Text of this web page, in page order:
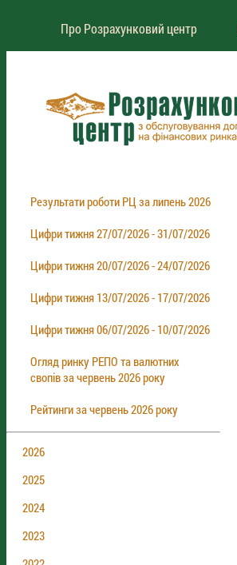
Про Розрахунковий центр
Результати роботи РЦ за липень 2026
Цифри тижня 27/07/2026 - 31/07/2026
Цифри тижня 20/07/2026 - 24/07/2026
Цифри тижня 13/07/2026 - 17/07/2026
Цифри тижня 06/07/2026 - 10/07/2026
Огляд ринку РЕПО та валютних
свопів за червень 2026 року
Рейтинги за червень 2026 року
2026
2025
2024
2023